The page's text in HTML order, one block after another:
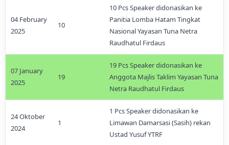
04 February
2025
10
10 Pcs Speaker didonasikan ke
Panitia Lomba Hatam Tingkat
Nasional Yayasan Tuna Netra
Raudhatul Firdaus
07 January
2025
19
19 Pcs Speaker didonasikan ke
Anggota Majlis Taklim Yayasan Tuna
Netra Raudhatul Firdaus
24 Oktober
2024
1
1 Pcs Speaker didonasikan ke
Limawan Damarsasi (Sasih) rekan
Ustad Yusuf YTRF